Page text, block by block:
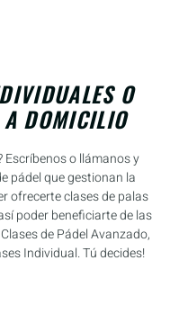
O
DOMICILIO
Escríbenos o llámanos y
pádel que gestionan la
ofrecerte clases de palas
poder beneficiarte de las
de Pádel Avanzado,
Individual. Tú decides!